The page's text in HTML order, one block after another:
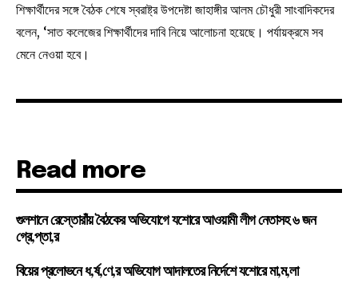
শিক্ষার্থীদের সঙ্গে বৈঠক শেষে স্বরাষ্ট্র উপদেষ্টা জাহাঙ্গীর আলম চৌধুরী সাংবাদিকদের
বলেন, ‘সাত কলেজের শিক্ষার্থীদের দাবি নিয়ে আলোচনা হয়েছে। পর্যায়ক্রমে সব
মেনে নেওয়া হবে।
Read more
গুলশানে রেস্তোরাঁয় বৈঠকের অভিযোগে যশোরে আওয়ামী লীগ নেতাসহ ৬ জন
গ্রে,প্তা,র
বিয়ের প্রলোভনে ধ,র্ষ,ণে,র অভিযোগ আদালতের নির্দেশে যশোরে মা,ম,লা